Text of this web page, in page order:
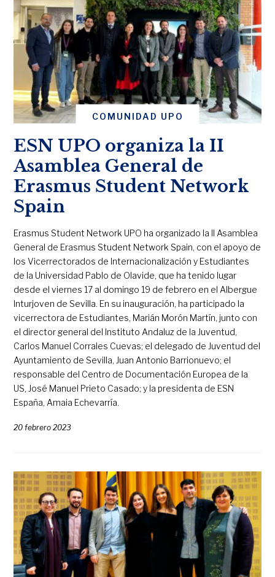
COMUNIDAD UPO
ESN UPO organiza la II
Asamblea General de
Erasmus Student Network
Spain
Erasmus Student Network UPO ha organizado la II Asamblea
General de Erasmus Student Network Spain, con el apoyo de
los Vicerrectorados de Internacionalización y Estudiantes
de la Universidad Pablo de Olavide, que ha tenido lugar
desde el viernes 17 al domingo 19 de febrero en el Albergue
Inturjoven de Sevilla. En su inauguración, ha participado la
vicerrectora de Estudiantes, Marián Morón Martín, junto con
el director general del Instituto Andaluz de la Juventud,
Carlos Manuel Corrales Cuevas; el delegado de Juventud del
Ayuntamiento de Sevilla, Juan Antonio Barrionuevo; el
responsable del Centro de Documentación Europea de la
US, José Manuel Prieto Casado; y la presidenta de ESN
España, Amaia Echevarría.
20 febrero 2023